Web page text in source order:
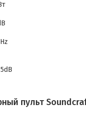
пульт